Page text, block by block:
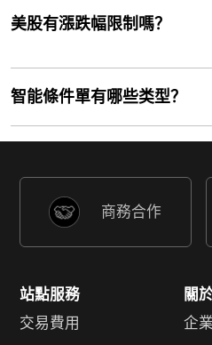
美股有漲跌幅限制嗎？
智能條件單有哪些类型？
商務合作
站點服務
交易費用
關
企
網絡不給力，